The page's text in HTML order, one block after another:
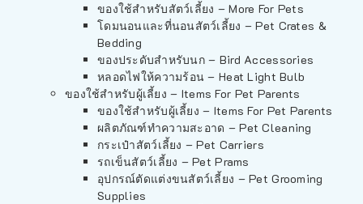
ของใช้สำหรับสัตว์เลี้ยง – More For Pets
โดมนอนและที่นอนสัตว์เลี้ยง – Pet Crates &
Bedding
ของประดับสำหรับนก – Bird Accessories
หลอดไฟให้ความร้อน – Heat Light Bulb
ของใช้สำหรับผู้เลี้ยง – Items For Pet Parents
ของใช้สำหรับผู้เลี้ยง – Items For Pet Parents
ผลิตภัณฑ์ทำความสะอาด – Pet Cleaning
กระเป๋าสัตว์เลี้ยง – Pet Carriers
รถเข็นสัตว์เลี้ยง – Pet Prams
อุปกรณ์ตัดแต่งขนสัตว์เลี้ยง – Pet Grooming
Supplies